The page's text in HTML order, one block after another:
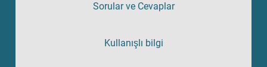
Sorular ve Cevaplar
Kullanışlı bilgi